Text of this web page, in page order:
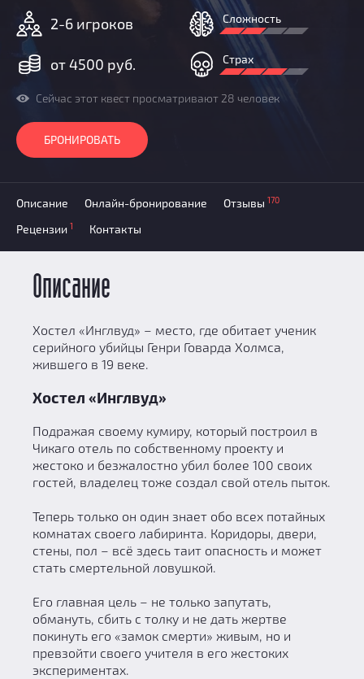
Новости
Добавить квест
Партнерам
2-6 игроков
от 4500 руб.
Сложность
Страх
Сейчас этот квест просматривают 28 человек
БРОНИРОВАТЬ
Описание Онлайн-бронирование Отзывы 170
Рецензии 1 Контакты
Описание
Хостел «Инглвуд» – место, где обитает ученик
серийного убийцы Генри Говарда Холмса,
жившего в 19 веке.
Хостел «Инглвуд»
Подражая своему кумиру, который построил в
Чикаго отель по собственному проекту и
жестоко и безжалостно убил более 100 своих
гостей, владелец тоже создал свой отель пыток.
Теперь только он один знает обо всех потайных
комнатах своего лабиринта. Коридоры, двери,
стены, пол – всё здесь таит опасность и может
стать смертельной ловушкой.
Его главная цель – не только запутать,
обмануть, сбить с толку и не дать жертве
покинуть его «замок смерти» живым, но и
превзойти своего учителя в его жестоких
экспериментах.